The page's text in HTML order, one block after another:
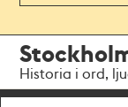
navigationen
huvudinnehållet
Historia i ord,